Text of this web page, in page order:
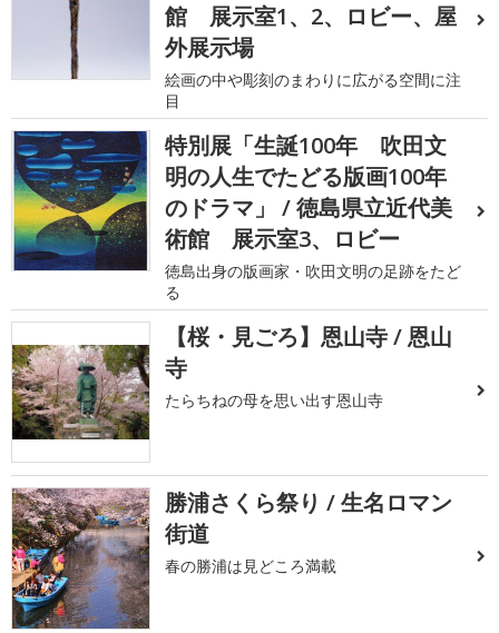
館 展示室1、2、ロビー、屋
外展示場
絵画の中や彫刻のまわりに広がる空間に注
目
特別展「生誕100年 吹田文
明の人生でたどる版画100年
のドラマ」 / 徳島県立近代美
術館 展示室3、ロビー
徳島出身の版画家・吹田文明の足跡をたど
る
【桜・見ごろ】恩山寺 / 恩山
寺
たらちねの母を思い出す恩山寺
勝浦さくら祭り / 生名ロマン
街道
春の勝浦は見どころ満載